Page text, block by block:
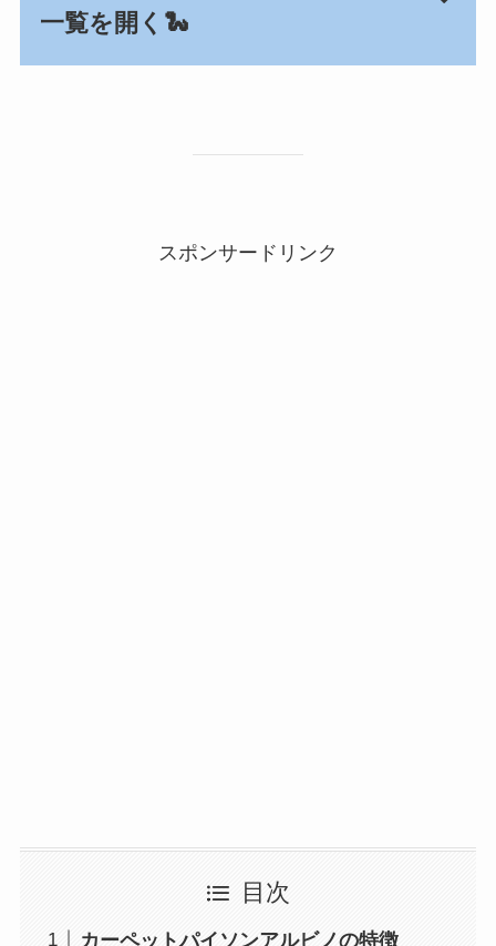
一覧を開く🐍
スポンサードリンク
目次
カーペットパイソンアルビノの特徴